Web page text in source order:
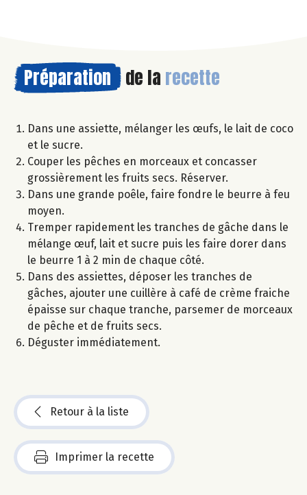
Préparation de la recette
Dans une assiette, mélanger les œufs, le lait de coco
et le sucre.
Couper les pêches en morceaux et concasser
grossièrement les fruits secs. Réserver.
Dans une grande poêle, faire fondre le beurre à feu
moyen.
Tremper rapidement les tranches de gâche dans le
mélange œuf, lait et sucre puis les faire dorer dans
le beurre 1 à 2 min de chaque côté.
Dans des assiettes, déposer les tranches de
gâches, ajouter une cuillère à café de crème fraiche
épaisse sur chaque tranche, parsemer de morceaux
de pêche et de fruits secs.
Déguster immédiatement.
Retour à la liste
Imprimer la recette